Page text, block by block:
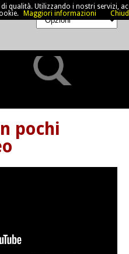
pochi
qualità. Utilizzando i nostri servizi,
Maggiori informazioni